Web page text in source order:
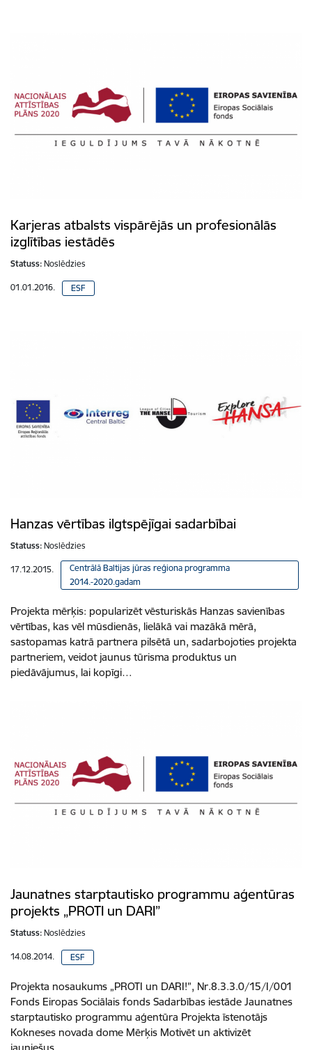
Karjeras atbalsts vispārējās un profesionālās
izglītības iestādēs
Statuss: Noslēdzies
01.01.2016. ESF
Hanzas vērtības ilgtspējīgai sadarbībai
Statuss: Noslēdzies
17.12.2015.
Centrālā Baltijas jūras reģiona programma
2014.-2020.gadam
Projekta mērķis: popularizēt vēsturiskās Hanzas savienības
vērtības, kas vēl mūsdienās, lielākā vai mazākā mērā,
sastopamas katrā partnera pilsētā un, sadarbojoties projekta
partneriem, veidot jaunus tūrisma produktus un
piedāvājumus, lai kopīgi…
Jaunatnes starptautisko programmu aģentūras
projekts „PROTI un DARI”
Statuss: Noslēdzies
14.08.2014. ESF
Projekta nosaukums „PROTI un DARI!”, Nr.8.3.3.0/15/I/001
Fonds Eiropas Sociālais fonds Sadarbības iestāde Jaunatnes
starptautisko programmu aģentūra Projekta īstenotājs
Kokneses novada dome Mērķis Motivēt un aktivizēt